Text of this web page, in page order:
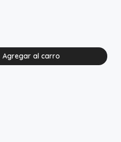
Agregar al carro